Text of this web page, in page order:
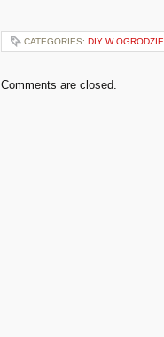
CATEGORIES: DIY W OGRODZIE
Comments are closed.